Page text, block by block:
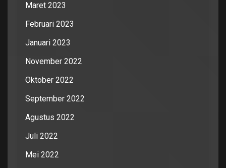
Maret 2023
Februari 2023
Januari 2023
November 2022
Oktober 2022
September 2022
Agustus 2022
Juli 2022
Mei 2022